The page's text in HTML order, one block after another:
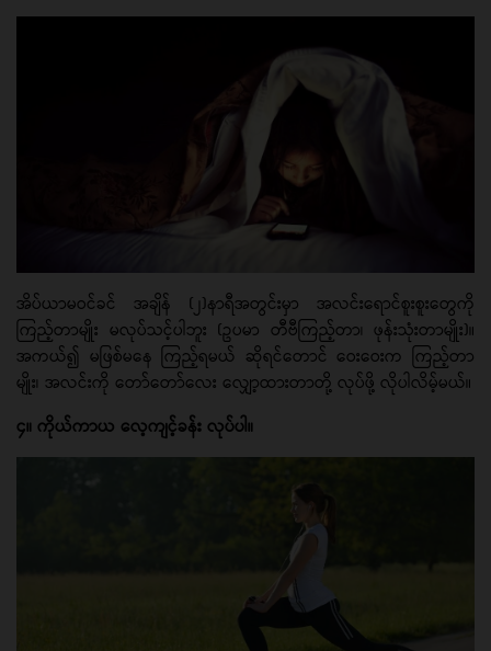
အိပ်ယာမဝင်ခင် အချိန် (၂)နာရီအတွင်းမှာ အလင်းရောင်စူးစူးတွေကို
ကြည့်တာမျိုး မလုပ်သင့်ပါဘူး (ဥပမာ တီဗီကြည့်တာ၊ ဖုန်းသုံးတာမျိုး)။
အကယ်၍ မဖြစ်မနေ ကြည့်ရမယ် ဆိုရင်တောင် ဝေးဝေးက ကြည့်တာ
မျိုး၊ အလင်းကို တော်တော်လေး လျှော့ထားတာတို့ လုပ်ဖို့ လိုပါလိမ့်မယ်။
၄။ ကိုယ်ကာယ လေ့ကျင့်ခန်း လုပ်ပါ။